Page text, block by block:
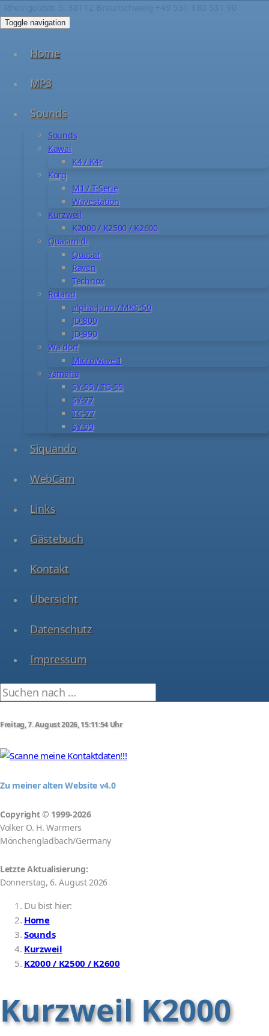
Toggle navigation
Home
MP3
Sounds
Sounds
Kawai
K4 / K4r
Korg
M1 / T-Serie
Wavestation
Kurzweil
K2000 / K2500 / K2600
Quasimidi
Quasar
Raven
Technox
Roland
alpha-Juno / MKS-50
JD-800
JD-990
Waldorf
MicroWave 1
Yamaha
SY-55 / TG-55
SY-77
TG-77
SY-99
Siquando
WebCam
Links
Gästebuch
Kontakt
Übersicht
Datenschutz
Impressum
Freitag, 7. August 2026, 15:11:54 Uhr
Zu meiner alten Website v4.0
Copyright© 1999-2026
Volker O. H. Warmers
Mönchengladbach/Germany
Letzte Aktualisierung:
Donnerstag, 6. August 2026
Du bist hier:
Home
Sounds
Kurzweil
K2000 / K2500 / K2600
Kurzweil K2000